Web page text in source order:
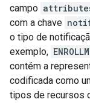
campo
com a chave
o tipo de
exemplo,
contém a
codificada como
tipos de recursos